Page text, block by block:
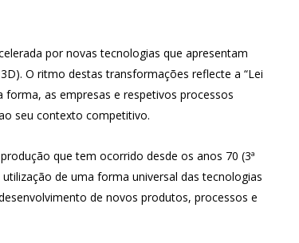
por novas tecnologias que apresentam
O ritmo destas transformações reflecte a “Lei
as empresas e respetivos processos
seu contexto competitivo.
que tem ocorrido desde os anos 70 (3ª
de uma forma universal das tecnologias
de novos produtos, processos e